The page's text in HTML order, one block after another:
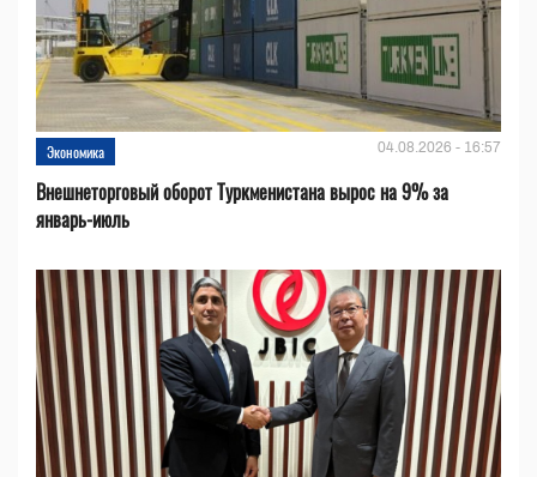
Экономика 04.08.2026 - 16:57
Внешнеторговый оборот Туркменистана вырос на 9% за
январь-июль